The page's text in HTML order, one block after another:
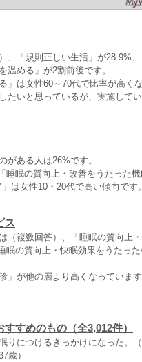
、「規則正しい生活」が28.9%
める」が2割前後です。
」は女性60～70代で比率が高く
たいと思っているが、実施して
がある人は26%です。
睡眠の質向上・改善をうたった
は女性10・20代で高い傾向です。
ス
（複数回答）、「睡眠の質向上
の質向上・快眠効果をうたっ
が他の層より高くなっています
すめのもの（全3,012件）
りにつけるきっかけになった。（
歳）